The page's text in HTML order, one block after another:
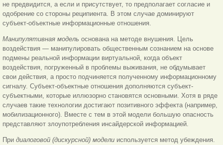
не предвидится, а если и присутствует, то предполагает согласие и
одобрение со стороны реципиента. В этом случае доминируют
субъект-объектные информационные отношения.
Манипулятивная модель основана на методе внушения. Цель
воздействия — манипулировать общественным сознанием на основе
подмены реальной информации виртуальной, когда объект
воздействия, погруженный в проблемы выживания, не обдумывает
свои действия, а просто подчиняется полученному информационному
сигналу. Субъект-объектные отношения дополняются субъект-
субъектными, которые иллюзорно становятся основными. Хотя в ряде
случаев такие технологии достигают позитивного эффекта (например,
мобилизационного). Вместе с тем в этой модели большую опасность
представляют злоупотребления инсайдерской информацией.
При диалоговой (дискурсной) модели используется метод убеждения.